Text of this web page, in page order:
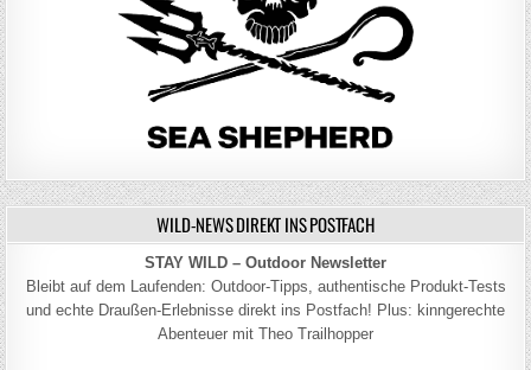
WILD-NEWS DIREKT INS POSTFACH
STAY WILD – Outdoor Newsletter
Bleibt auf dem Laufenden: Outdoor-Tipps, authentische Produkt-Tests
und echte Draußen-Erlebnisse direkt ins Postfach! Plus: kinngerechte
Abenteuer mit Theo Trailhopper